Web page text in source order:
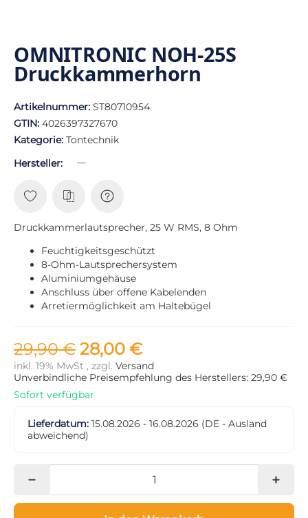
OMNITRONIC NOH-25S
Druckkammerhorn
Artikelnummer: ST80710954
GTIN: 4026397327670
Kategorie: Tontechnik
Hersteller:
Druckkammerlautsprecher, 25 W RMS, 8 Ohm
Feuchtigkeitsgeschützt
8-Ohm-Lautsprechersystem
Aluminiumgehäuse
Anschluss über offene Kabelenden
Arretiermöglichkeit am Haltebügel
29,90 € 28,00 €
inkl. 19% MwSt , zzgl. Versand
Unverbindliche Preisempfehlung des Herstellers: 29,90 €
Sofort verfügbar
Lieferdatum: 15.08.2026 - 16.08.2026 (DE - Ausland
abweichend)